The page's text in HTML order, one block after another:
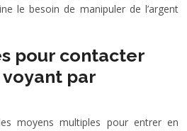
le besoin de manipuler de l’argent
pour contacter
par
moyens multiples pour entrer en